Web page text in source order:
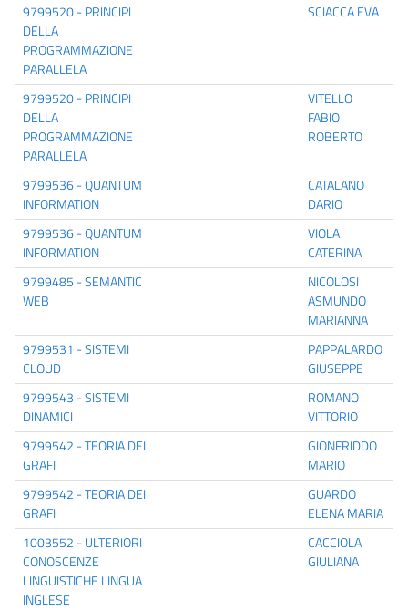
9799520 - PRINCIPI
DELLA
PROGRAMMAZIONE
PARALLELA
SCIACCA EVA
9799520 - PRINCIPI
DELLA
PROGRAMMAZIONE
PARALLELA
VITELLO
FABIO
ROBERTO
9799536 - QUANTUM
INFORMATION
CATALANO
DARIO
9799536 - QUANTUM
INFORMATION
VIOLA
CATERINA
9799485 - SEMANTIC
WEB
NICOLOSI
ASMUNDO
MARIANNA
9799531 - SISTEMI
CLOUD
PAPPALARDO
GIUSEPPE
9799543 - SISTEMI
DINAMICI
ROMANO
VITTORIO
9799542 - TEORIA DEI
GRAFI
GIONFRIDDO
MARIO
9799542 - TEORIA DEI
GRAFI
GUARDO
ELENA MARIA
1003552 - ULTERIORI
CONOSCENZE
LINGUISTICHE LINGUA
INGLESE
CACCIOLA
GIULIANA